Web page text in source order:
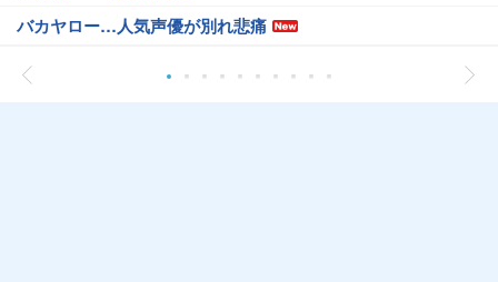
バカヤロー…人気声優が別れ悲痛